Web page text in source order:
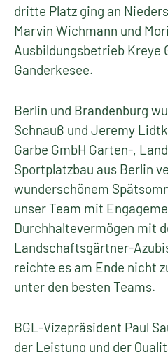
dritte Platz ging an
Marvin Wichmann und
Ausbildungsbetrieb Kreye
Ganderkesee.
Berlin und Brandenburg
Schnauß und Jeremy
Garbe GmbH Garten-,
Sportplatzbau aus Berlin
wunderschönem
unser Team mit
Durchhaltevermögen mit
Landschaftsgärtner-
reichte es am Ende nicht
unter den besten Teams.
BGL-Vizepräsident Paul
der Leistung und der